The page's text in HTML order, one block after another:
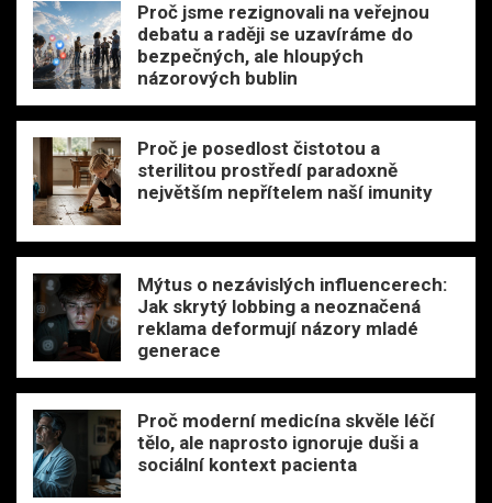
Proč jsme rezignovali na veřejnou
debatu a raději se uzavíráme do
bezpečných, ale hloupých
názorových bublin
Proč je posedlost čistotou a
sterilitou prostředí paradoxně
největším nepřítelem naší imunity
Mýtus o nezávislých influencerech:
Jak skrytý lobbing a neoznačená
reklama deformují názory mladé
generace
Proč moderní medicína skvěle léčí
tělo, ale naprosto ignoruje duši a
sociální kontext pacienta